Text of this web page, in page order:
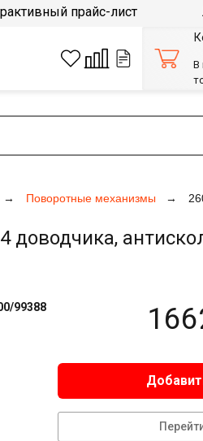
Поворотные механизмы
доводчика,
99388
прайс-лист
В